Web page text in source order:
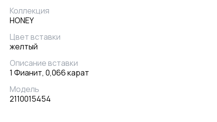
Коллекция
HONEY
Цвет вставки
желтый
Описание вставки
1 Фианит, 0,066 карат
Модель
2110015454